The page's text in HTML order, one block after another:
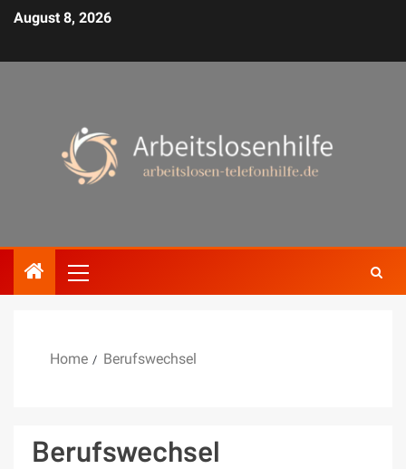
August 8, 2026
Home Berufswechsel
Berufswechsel